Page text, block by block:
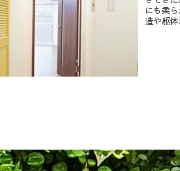
にも柔
造や躯